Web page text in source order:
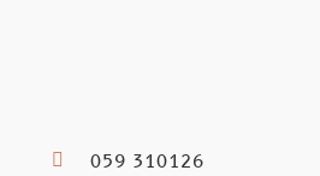
 059 310126